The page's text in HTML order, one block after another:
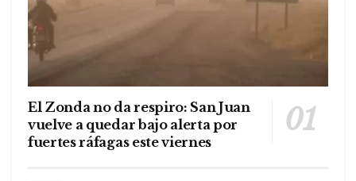
El Zonda no da respiro: San Juan
vuelve a quedar bajo alerta por
fuertes ráfagas este viernes